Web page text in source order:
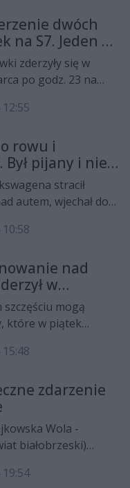
dwóch
na S7. Jeden z
trafił do
zderzyły się w
po godz. 23 na
Jeden z
rowu i
Był pijany i nie
jazdystracił
autem, wjechał do
w swoim organizmie
posiadał prawa
nad
w
latarnięmogą
które w piątek
osobowe auto
zdarzenie
Wola -
białobrzeski)
Dachowało
19:54